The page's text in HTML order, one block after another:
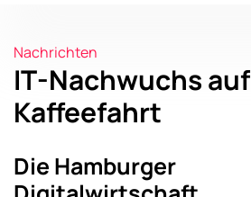
Nachrichten
IT-Nachwuchs auf
Kaffeefahrt
Die Hamburger